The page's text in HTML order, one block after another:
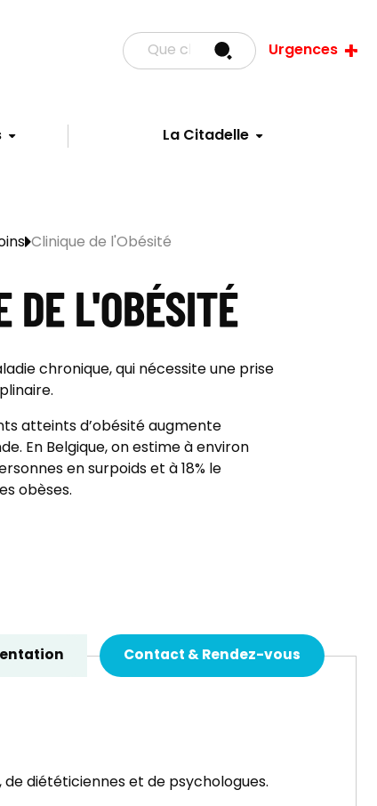
La Citadelle
Urgences
Clinique de l'Obésité
DE L'OBÉSITÉ
chronique, qui nécessite une prise
atteints d’obésité augmente
En Belgique, on estime à environ
en surpoids et à 18% le
obèses.
Contact & Rendez-vous
diététiciennes et de psychologues.